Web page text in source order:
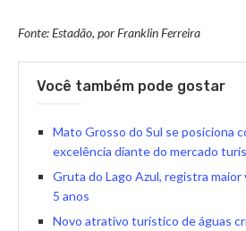
Fonte: Estadão, por Franklin Ferreira
Você também pode gostar
Mato Grosso do Sul se posiciona
excelência diante do mercado
Gruta do Lago Azul, registra
5 anos
Novo atrativo turístico de águas